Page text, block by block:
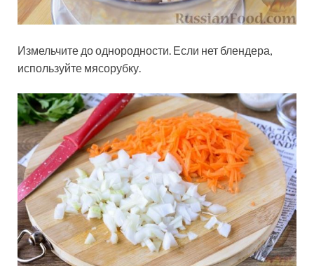
Измельчите до однородности. Если нет блендера,
используйте мясорубку.